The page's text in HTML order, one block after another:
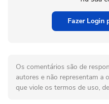
Fazer Login
Os comentários são de
autores e não representam a
que viole os termos de uso,